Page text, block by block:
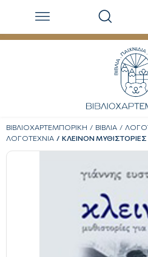
ΒΙΒΛΙΟΧΑΡΤΕΜΠΟΡΙΚΗ ΒΙΒΛΙΑ
ΛΟΓΟΤΕΧΝΙΑ
ΚΛΕΙΝΟΝ